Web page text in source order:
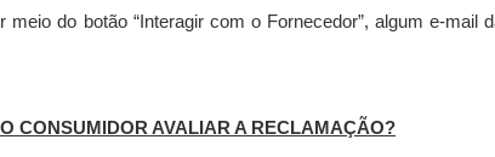
do botão “Interagir com o Fornecedor”, algum e-mail
CONSUMIDOR AVALIAR A RECLAMAÇÃO?